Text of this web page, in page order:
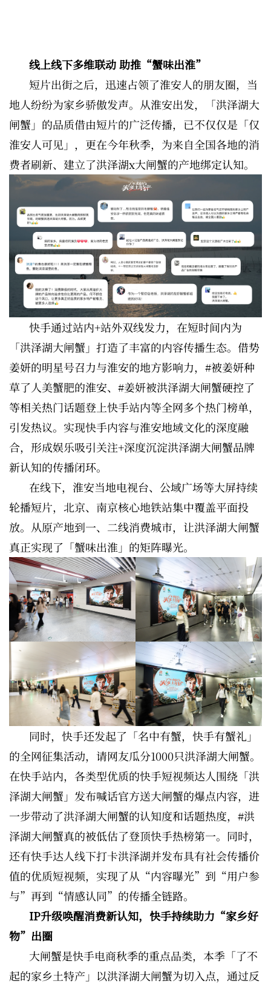
线上线下多维联动 助推“蟹味出淮”
短片出街之后，迅速占领了淮安人的朋友圈，当
地人纷纷为家乡骄傲发声。从淮安出发，「洪泽湖大
闸蟹」的品质借由短片的广泛传播，已不仅仅是「仅
淮安人可见」，更在今年秋季，为来自全国各地的消
费者刷新、建立了洪泽湖x大闸蟹的产地绑定认知。
快手通过站内+站外双线发力，在短时间内为
「洪泽湖大闸蟹」打造了丰富的内容传播生态。借势
姜妍的明星号召力与淮安的地方影响力，#被姜妍种
草了人美蟹肥的淮安、#姜妍被洪泽湖大闸蟹硬控了
等相关热门话题登上快手站内等全网多个热门榜单，
引发热议。实现快手内容与淮安地域文化的深度融
合，形成娱乐吸引关注+深度沉淀洪泽湖大闸蟹品牌
新认知的传播闭环。
在线下，淮安当地电视台、公域广场等大屏持续
轮播短片，北京、南京核心地铁站集中覆盖平面投
放。从原产地到一、二线消费城市，让洪泽湖大闸蟹
真正实现了「蟹味出淮」的矩阵曝光。
同时，快手还发起了「名中有蟹，快手有蟹礼」
的全网征集活动，请网友瓜分1000只洪泽湖大闸蟹。
在快手站内，各类型优质的快手短视频达人围绕「洪
泽湖大闸蟹」发布喊话官方送大闸蟹的爆点内容，进
一步带动了洪泽湖大闸蟹的认知度和话题热度，#洪
泽湖大闸蟹真的被低估了登顶快手热榜第一。同时，
还有快手达人线下打卡洪泽湖并发布具有社会传播价
值的优质短视频，实现了从“内容曝光”到“用户参
与”再到“情感认同”的传播全链路。
IP升级唤醒消费新认知，快手持续助力“家乡好
物”出圈
大闸蟹是快手电商秋季的重点品类，本季「了不
起的家乡土特产」以洪泽湖大闸蟹为切入点，通过反